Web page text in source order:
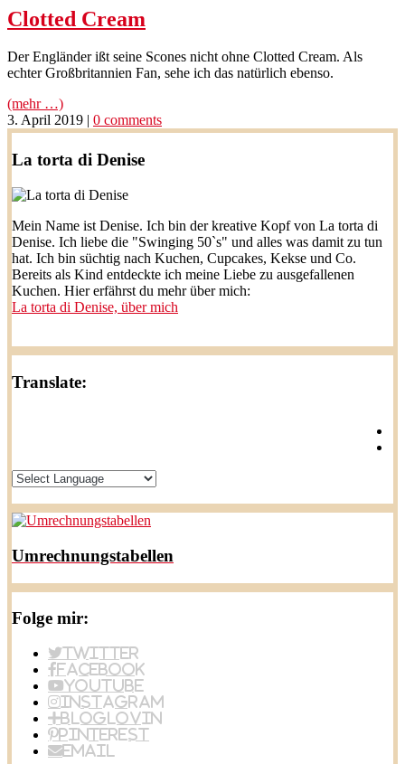
für
Keksstempel
Clotted Cream
Der Engländer ißt seine Scones nicht ohne Clotted Cream. Als
echter Großbritannien Fan, sehe ich das natürlich ebenso.
(mehr …)
3. April 2019 | 0 comments
La torta di Denise
Mein Name ist Denise. Ich bin der kreative Kopf von La torta di
Denise. Ich liebe die "Swinging 50`s" und alles was damit zu tun
hat. Ich bin süchtig nach Kuchen, Cupcakes, Kekse und Co.
Bereits als Kind entdeckte ich meine Liebe zu ausgefallenen
Kuchen. Hier erfährst du mehr über mich:
La torta di Denise, über mich
Translate:
Umrechnungstabellen
Folge mir:
Twitter
Facebook
YouTube
Instagram
BlogLovin
Pinterest
Email